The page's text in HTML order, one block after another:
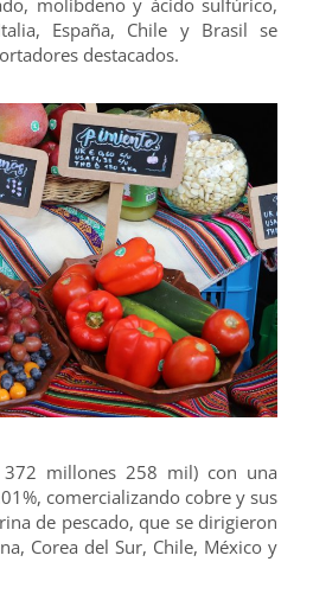
molibdeno y ácido sulfúrico,
España, Chile y Brasil se
destacados.
372 millones 258 mil) con una
comercializando cobre y sus
de pescado, que se dirigieron
Corea del Sur, Chile, México y